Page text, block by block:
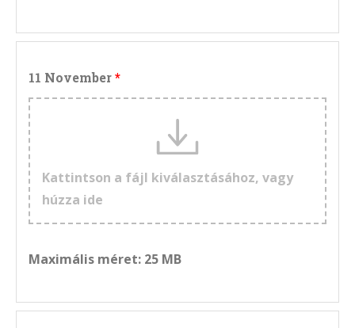
11 November
Kattintson a fájl kiválasztásához, vagy
húzza ide
Maximális méret: 25 MB